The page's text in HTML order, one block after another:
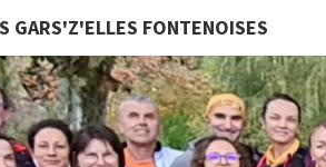
GARS'Z'ELLES FONTENOISES